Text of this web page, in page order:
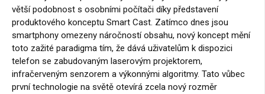
větší podobnost s osobními počítači díky představení
produktového konceptu Smart Cast. Zatímco dnes jsou
smartphony omezeny náročností obsahu, nový koncept mění
toto zažité paradigma tím, že dává uživatelům k dispozici
telefon se zabudovaným laserovým projektorem,
infračerveným senzorem a výkonnými algoritmy. Tato vůbec
první technologie na světě otevírá zcela nový rozměr